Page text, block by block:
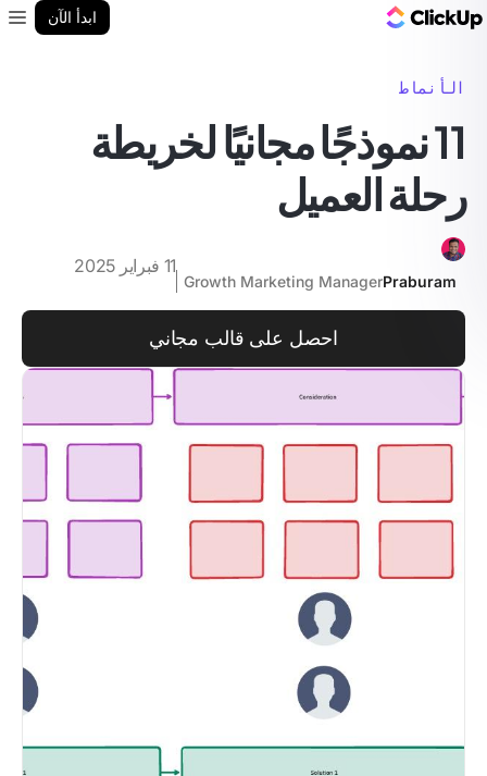
ابدأ الآن
الأنماط
11 نموذجًا مجانيًا لخريطة
رحلة العميل
Praburam
Growth Marketing Manager
11 فبراير 2025
احصل على قالب مجاني